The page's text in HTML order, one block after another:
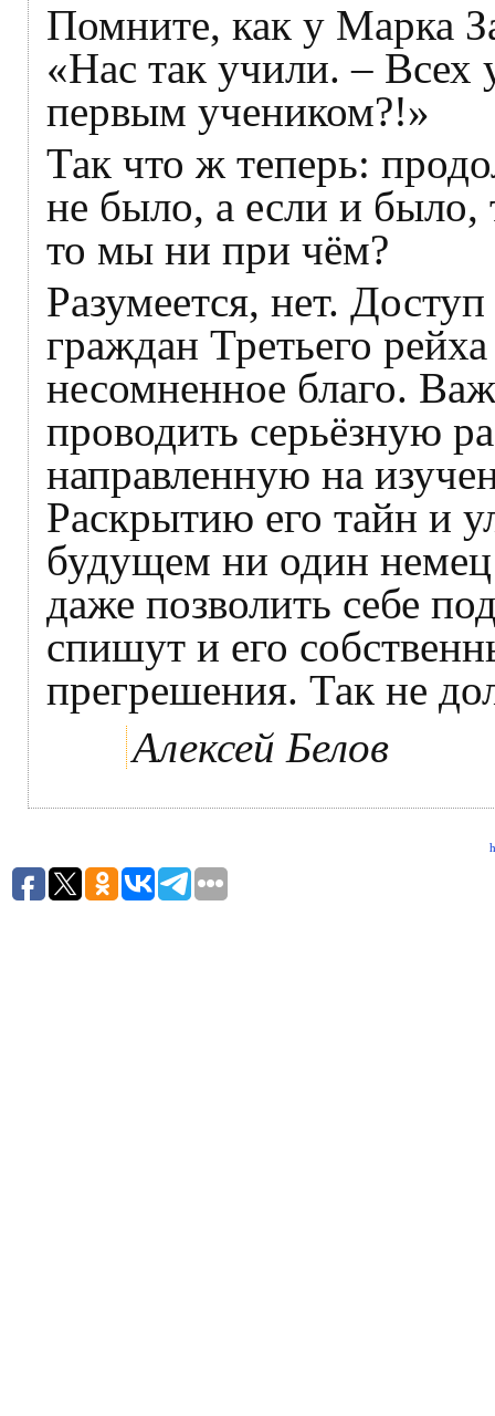
Помните, как у Марка
«Нас так учили. – Всех
первым учеником?!»
Так что ж теперь:
не было, а если и было,
то мы ни при чём?
Разумеется, нет.
граждан Третьего
несомненное благо.
проводить серьёзную
направленную на
Раскрытию его тайн и
будущем ни один
даже позволить себе
спишут и его
прегрешения. Так не
Алексей Белов